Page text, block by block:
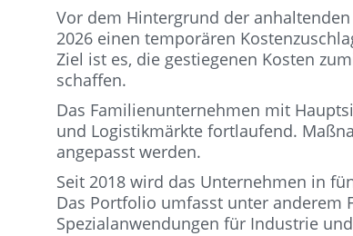
Vor dem Hintergrund der
2026 einen temporären
Ziel ist es, die gestiegenen Kosten
schaffen.
Das Familienunternehmen mit
und Logistikmärkte fortlaufend.
angepasst werden.
Seit 2018 wird das Unternehmen in
Das Portfolio umfasst unter anderem
Spezialanwendungen für Industrie